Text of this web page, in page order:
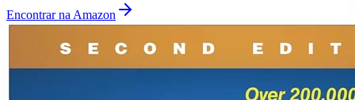
Encontrar na Amazon